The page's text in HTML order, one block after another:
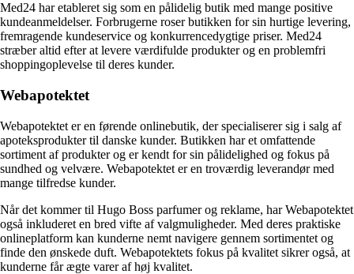
Med24 har etableret sig som en pålidelig butik med mange positive
kundeanmeldelser. Forbrugerne roser butikken for sin hurtige levering,
fremragende kundeservice og konkurrencedygtige priser. Med24
stræber altid efter at levere værdifulde produkter og en problemfri
shoppingoplevelse til deres kunder.
Webapotektet
Webapotektet er en førende onlinebutik, der specialiserer sig i salg af
apoteksprodukter til danske kunder. Butikken har et omfattende
sortiment af produkter og er kendt for sin pålidelighed og fokus på
sundhed og velvære. Webapotektet er en troværdig leverandør med
mange tilfredse kunder.
Når det kommer til Hugo Boss parfumer og reklame, har Webapotektet
også inkluderet en bred vifte af valgmuligheder. Med deres praktiske
onlineplatform kan kunderne nemt navigere gennem sortimentet og
finde den ønskede duft. Webapotektets fokus på kvalitet sikrer også, at
kunderne får ægte varer af høj kvalitet.